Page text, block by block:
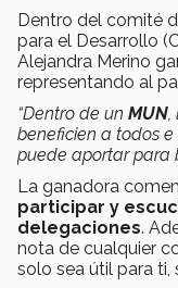
Dentro del comité
para el Desarrollo
Alejandra Merino
representando al
“Dentro de un MUN
beneficien a todos
puede aportar para
La ganadora
participar y
delegaciones.
nota de cualquier
solo sea útil para ti,